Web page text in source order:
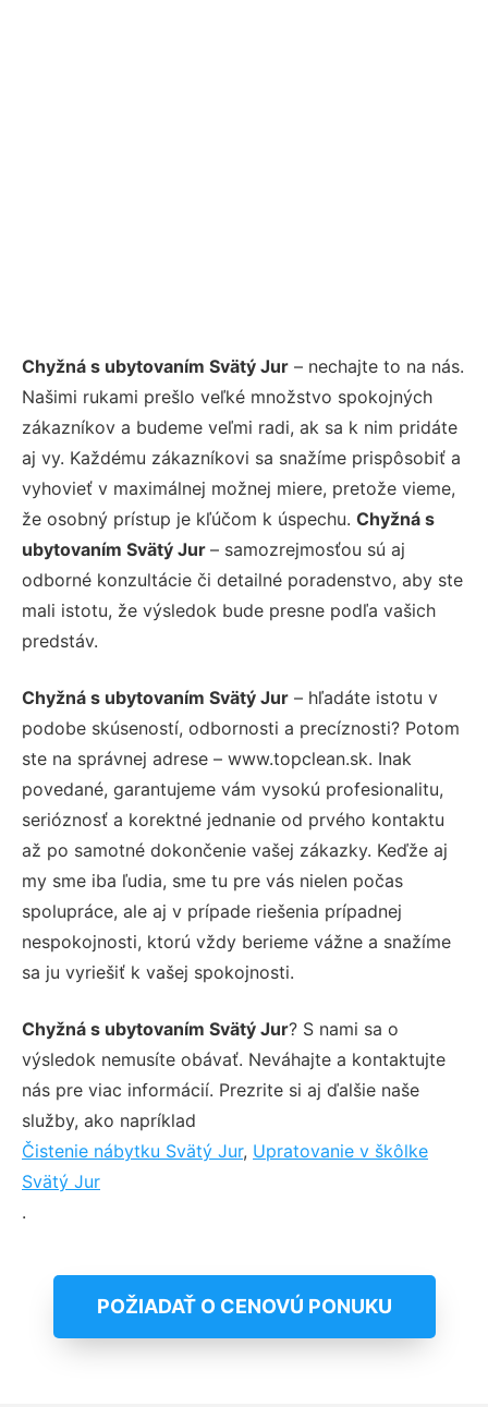
Chyžná s ubytovaním Svätý Jur – nechajte to na nás.
Našimi rukami prešlo veľké množstvo spokojných
zákazníkov a budeme veľmi radi, ak sa k nim pridáte
aj vy. Každému zákazníkovi sa snažíme prispôsobiť a
vyhovieť v maximálnej možnej miere, pretože vieme,
že osobný prístup je kľúčom k úspechu. Chyžná s
ubytovaním Svätý Jur – samozrejmosťou sú aj
odborné konzultácie či detailné poradenstvo, aby ste
mali istotu, že výsledok bude presne podľa vašich
predstáv.
Chyžná s ubytovaním Svätý Jur – hľadáte istotu v
podobe skúseností, odbornosti a precíznosti? Potom
ste na správnej adrese – www.topclean.sk. Inak
povedané, garantujeme vám vysokú profesionalitu,
serióznosť a korektné jednanie od prvého kontaktu
až po samotné dokončenie vašej zákazky. Keďže aj
my sme iba ľudia, sme tu pre vás nielen počas
spolupráce, ale aj v prípade riešenia prípadnej
nespokojnosti, ktorú vždy berieme vážne a snažíme
sa ju vyriešiť k vašej spokojnosti.
Chyžná s ubytovaním Svätý Jur? S nami sa o
výsledok nemusíte obávať. Neváhajte a kontaktujte
nás pre viac informácií. Prezrite si aj ďalšie naše
služby, ako napríklad
Čistenie nábytku Svätý Jur, Upratovanie v škôlke
Svätý Jur
.
POŽIADAŤ O CENOVÚ PONUKU